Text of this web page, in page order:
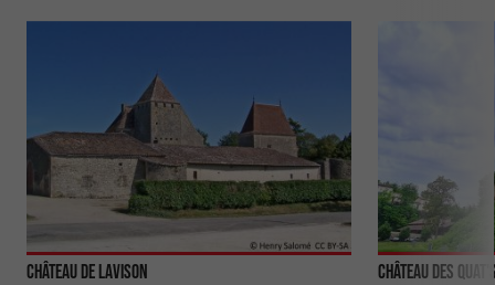
Château de Lavison Château des